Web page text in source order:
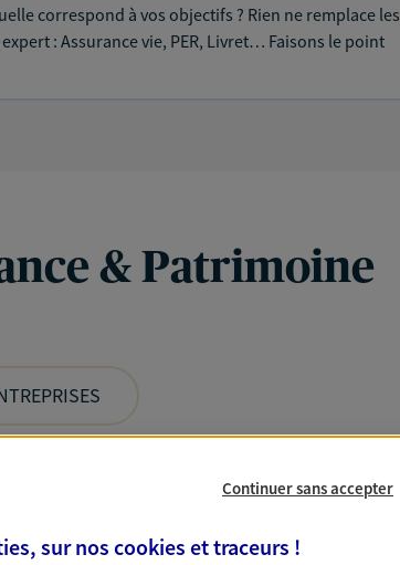
correspond à vos objectifs ? Rien ne remplace les
: Assurance vie, PER, Livret… Faisons le point
& Patrimoine
Continuer sans accepter
sur nos cookies et traceurs !